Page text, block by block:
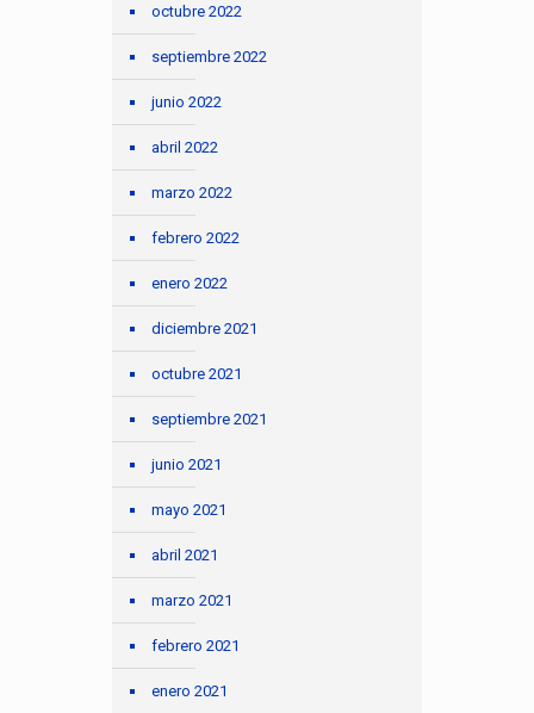
octubre 2022
septiembre 2022
junio 2022
abril 2022
marzo 2022
febrero 2022
enero 2022
diciembre 2021
octubre 2021
septiembre 2021
junio 2021
mayo 2021
abril 2021
marzo 2021
febrero 2021
enero 2021